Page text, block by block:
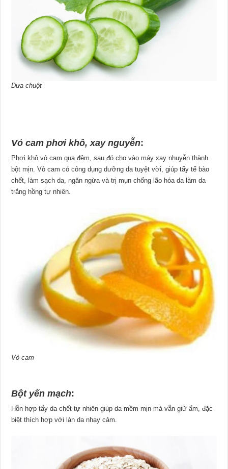
Dưa chuột
Vỏ cam phơi khô, xay nguyễn:
Phơi khô vỏ cam qua đêm, sau đó cho vào máy xay nhuyễn thành
bột mịn. Vỏ cam có công dụng dưỡng da tuyệt vời, giúp tẩy tế bào
chết, làm sạch da, ngăn ngừa và trị mụn chống lão hóa da làm da
trắng hồng tự nhiên.
Vỏ cam
Bột yến mạch:
Hỗn hợp tẩy da chết tự nhiên giúp da mềm mịn mà vẫn giữ ẩm, đặc
biệt thích hợp với làn da nhạy cảm.